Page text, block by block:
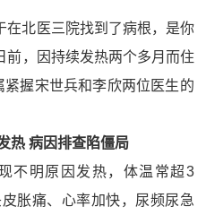
在北医三院找到了病根，是你
前，因持续发热两个多月而住
握宋世兵和李欣两位医生的
热 病因排查陷僵局
不明原因发热，体温常超3
胀痛、心率加快，尿频尿急